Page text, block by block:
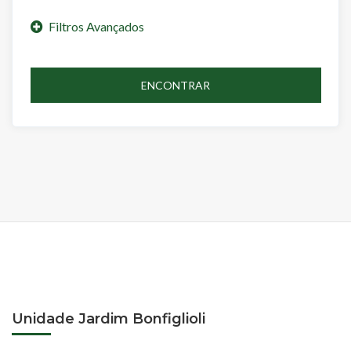
ENCONTRAR
Unidade Jardim Bonfiglioli